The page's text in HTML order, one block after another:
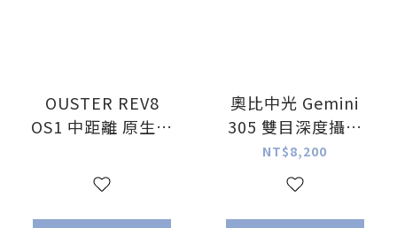
OUSTER REV8
OS1 中距離 原生彩
45°x360°）
奧比中光 Gemini
305 雙目深度攝影
機
NT$8,200